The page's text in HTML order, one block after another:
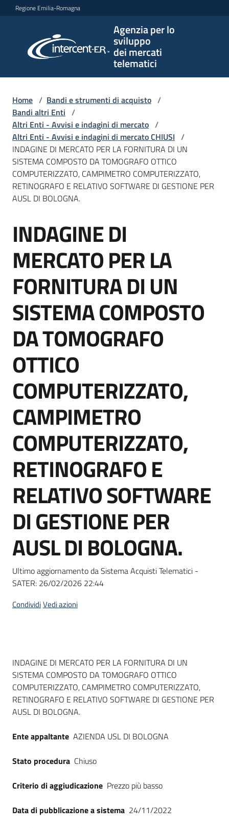
Vai al contenuto
Vai alla navigazione
Vai al footer
Regione Emilia-Romagna
Agenzia per lo
sviluppo
dei mercati
telematici
per lo
sviluppo
telematici
L'Agenzia
Bandi
e
di
acquisto
Supporto
Piattaforme
telematiche
English
site
Seguici
su
Home / Bandi e strumenti di acquisto /
Bandi altri Enti /
Altri Enti - Avvisi e indagini di mercato /
Altri Enti - Avvisi e indagini di mercato CHIUSI /
INDAGINE DI MERCATO PER LA FORNITURA DI UN
SISTEMA COMPOSTO DA TOMOGRAFO OTTICO
COMPUTERIZZATO, CAMPIMETRO COMPUTERIZZATO,
RETINOGRAFO E RELATIVO SOFTWARE DI GESTIONE PER
AUSL DI BOLOGNA.
Salta al contenuto
INDAGINE DI
MERCATO PER LA
FORNITURA DI UN
SISTEMA COMPOSTO
DA TOMOGRAFO
OTTICO
COMPUTERIZZATO,
CAMPIMETRO
COMPUTERIZZATO,
RETINOGRAFO E
RELATIVO SOFTWARE
DI GESTIONE PER
AUSL DI BOLOGNA.
Ultimo aggiornamento da Sistema Acquisti Telematici -
SATER: 26/02/2026 22:44
CondividiVedi azioni
Dati del bando
INDAGINE DI MERCATO PER LA FORNITURA DI UN
SISTEMA COMPOSTO DA TOMOGRAFO OTTICO
COMPUTERIZZATO, CAMPIMETRO COMPUTERIZZATO,
RETINOGRAFO E RELATIVO SOFTWARE DI GESTIONE PER
AUSL DI BOLOGNA.
Ente appaltante AZIENDA USL DI BOLOGNA
Stato procedura Chiuso
Criterio di aggiudicazione Prezzo più basso
Data di pubblicazione a sistema 24/11/2022